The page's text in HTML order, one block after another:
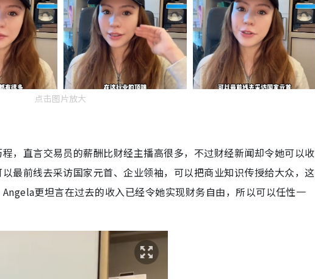
点击图片放大
，直言交易员的薪酬比财经主播高很多，不过财经新闻却令她可以收
最前线去采访国家元首、企业领袖，可以把商业知识传授给大众，这
更坦言在过去的收入已经令她实现财务自由，所以可以任性一